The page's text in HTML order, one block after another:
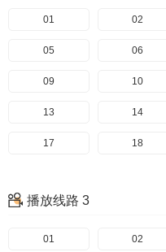
01 02
05 06
09 10
13 14
17 18
播放线路 3
01 02